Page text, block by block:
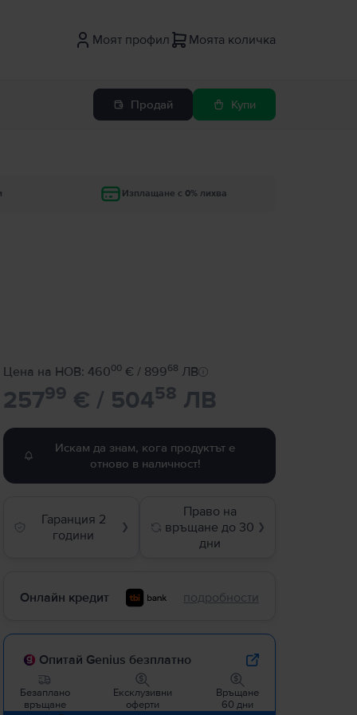
Моят профил Моята количка
Продай Купи
Изплащане с 0% лихва
Цена на НОВ: 46000€ / 89968 ЛВ
25799 € / 50458 ЛВ
Искам да знам, кога продуктът е
отново в наличност!
Гаранция 2
години
❯
Право на
връщане до 30
дни
❯
Онлайн кредит подробности
Опитай Genius безплатно
Безаплано
връщане
Ексклузивни
оферти
Връщане
60 дни